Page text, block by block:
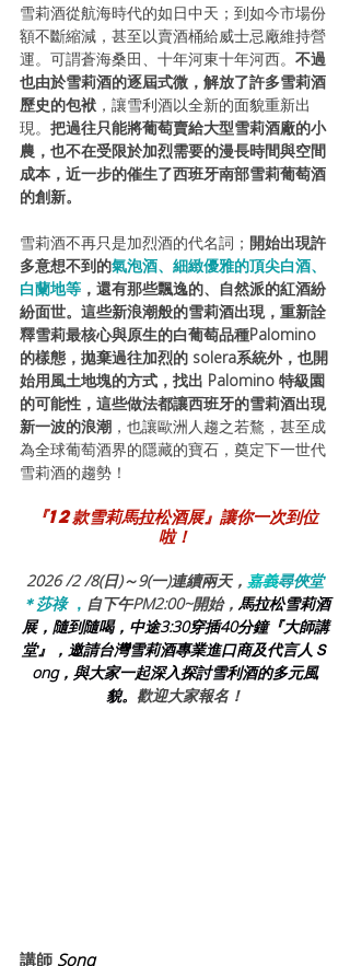
雪莉酒從航海時代的如日中天；到如今市場份
額不斷縮減，甚至以賣酒桶給威士忌廠維持營
運。可謂蒼海桑田、十年河東十年河西。 不過
也由於雪莉酒的逐屆式微，解放了許多雪莉酒
歷史的包袱 ，讓雪利酒以全新的面貌重新出
現。 把過往只能將葡萄賣給大型雪莉酒廠的小
農，也不在受限於加烈需要的漫長時間與空間
成本，近一步的催生了西班牙南部雪莉葡萄酒
的創新。
雪莉酒不再只是加烈酒的代名詞； 開始出現許
多意想不到的氣泡酒、細緻優雅的頂尖白酒、
白蘭地等 ，還有那些飄逸的、自然派的紅酒紛
紛面世。 這些新浪潮般的雪莉酒出現，重新詮
釋雪莉最核心與原生的白葡萄品種Palomino
的樣態，拋棄過往加烈的 solera系統外，也開
始用風土地塊的方式，找出 Palomino 特級園
的可能性，這些做法都讓西班牙的雪莉酒出現
新一波的浪潮 ，也讓歐洲人趨之若鶩， 甚至成
為全球葡萄酒界的隱藏的寶石，奠定下一世代
雪莉酒的趨勢！
『12款雪莉馬拉松酒展』讓你一次到位
啦！
2026 /2 /8(日)～9(一)連續兩天， 嘉義尋俠堂
＊莎祿 ， 自下午PM2:00~開始， 馬拉松雪莉酒
展，隨到隨喝，中途3:30穿插40分鐘『大師講
堂』，邀請台灣雪莉酒專業進口商及代言人Ｓ
ong，與大家一起深入探討雪利酒的多元風
貌。 歡迎大家報名！
講師 Song